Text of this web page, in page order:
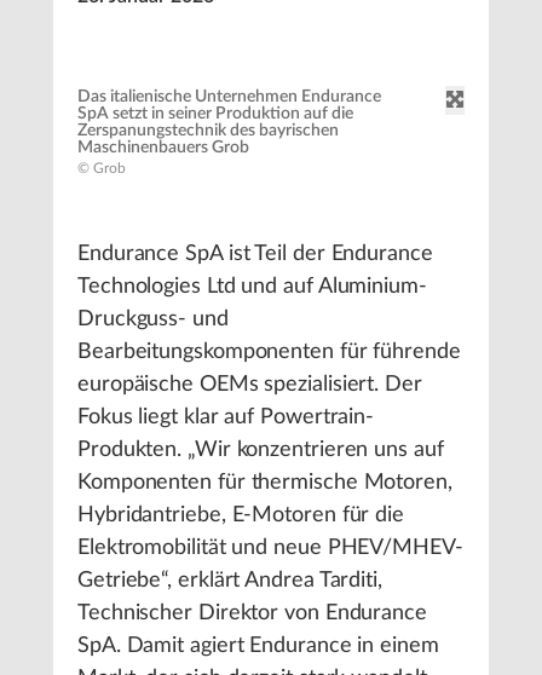
Das italienische Unternehmen Endurance
SpA setzt in seiner Produktion auf die
Zerspanungstechnik des bayrischen
Maschinenbauers Grob
© Grob
Endurance SpA ist Teil der Endurance
Technologies Ltd und auf Aluminium-
Druckguss- und
Bearbeitungskomponenten für führende
europäische OEMs spezialisiert. Der
Fokus liegt klar auf Powertrain-
Produkten. „Wir konzentrieren uns auf
Komponenten für thermische Motoren,
Hybridantriebe, E-Motoren für die
Elektromobilität und neue PHEV/MHEV-
Getriebe“, erklärt Andrea Tarditi,
Technischer Direktor von Endurance
SpA. Damit agiert Endurance in einem